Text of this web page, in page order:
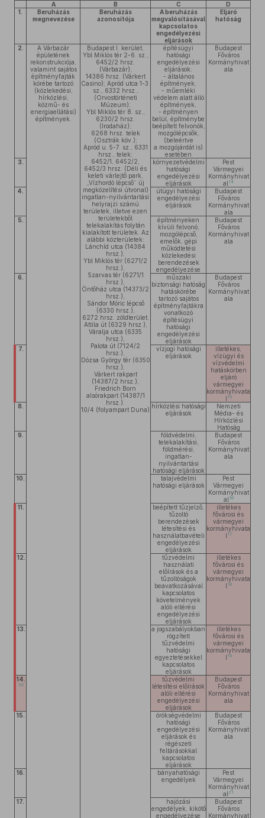
A B C
D
1.
Beruházás
megnevezése
Beruházás
azonosítója
A beruházás
megvalósításával
kapcsolatos
engedélyezési
eljárások
Eljáró
hatóság
2.
A Várbazár
épületének
rekonstrukciója,
valamint sajátos
építményfajták
körébe tartozó
(közlekedési,
hírközlési,
közmű- és
energiaellátási)
építmények.
Budapest I. kerület,
Ybl Miklós tér 2-6. sz.,
6452/2 hrsz.
(Várbazár);
14386 hrsz. (Várkert
Casino); Apród utca 1-3.
sz., 6332 hrsz.,
(Orvostörténeti
Múzeum);
Ybl Miklós tér 8. sz.,
6230/2 hrsz.
(Irodaház);
6268 hrsz. telek
(Osztrák köv.);
Apród u. 5-7. sz., 6331
hrsz., telek;
6452/1, 6452/2,
6452/3 hrsz. (Déli és
keleti várlejtő park,
„Vízhordó lépcső” új
megközelítési útvonal)
ingatlan-nyilvántartási
helyrajzi számú
területek, illetve ezen
területekből
telekalakítás folytán
kialakított területek. Az
alábbi közterületek:
Lánchíd utca (14384
hrsz.),
Ybl Miklós tér (6271/2
hrsz.),
Szarvas tér (6271/1
hrsz.),
Öntőház utca (14373/2
hrsz.),
Sándor Móric lépcső
(6330 hrsz.),
6272 hrsz. zöldterület,
Attila út (6329 hrsz.),
Váralja utca (6335
hrsz.),
Palota út (7124/2
hrsz.),
Dózsa György tér (6350
hrsz.),
Várkert rakpart
(14387/2 hrsz.),
Friedrich Born
alsórakpart (14387/1
hrsz.).
10/4 (folyampart Duna)
építésügyi
hatósági
engedélyezési
eljárások:
- általános
építmények,
- műemléki
védelem alatt álló
építmények,
- építményen
belül, építménybe
beépített felvonók,
mozgólépcsők,
(beleértve
a mozgójárdát is)
esetében
Budapest
Főváros
Kormányhivat
ala
3.
környezetvédelmi
hatósági
engedélyezési
eljárások
Pest
Vármegyei
Kormányhivat
al 14
4.
útügyi hatósági
engedélyezési
eljárások
Budapest
Főváros
Kormányhivat
ala
5.
építményeken
kívüli felvonó,
mozgólépcső,
emelők, gépi
működtetési
közlekedési
berendezések
engedélyezése
Budapest
Főváros
Kormányhivat
ala
6.
műszaki
biztonsági hatóság
hatáskörébe
tartozó sajátos
építményfajtákra
vonatkozó
építésügyi
hatósági
engedélyezési
eljárások
Budapest
Főváros
Kormányhivat
ala
7.
vízjogi hatósági
eljárások
illetékes,
vízügyi és
vízvédelmi
hatáskörben
eljáró
vármegyei
kormányhivata
l 15
8.
hírközlési hatósági
eljárások
Nemzeti
Média- és
Hírközlési
Hatóság
9.
földvédelmi,
telekalakítási,
földmérési,
ingatlan-
nyilvántartási
hatósági eljárások
Budapest
Főváros
Kormányhivat
ala
10.
talajvédelmi
hatósági eljárások
Pest
Vármegyei
Kormányhivat
al 16
11.
beépített tűzjelző,
tűzoltó
berendezések
létesítési és
használatbavételi
engedélyezési
eljárások
illetékes
fővárosi és
vármegyei
kormányhivata
l 17
12.
tűzvédelmi
használati
előírások és a
tűzoltóságok
beavatkozásával
kapcsolatos
követelmények
alóli eltérési
engedélyezési
eljárások
illetékes
fővárosi és
vármegyei
kormányhivata
l 18
13.
a jogszabályokban
rögzített
tűzvédelmi
hatósági
egyeztetésekkel
kapcsolatos
eljárások
illetékes
fővárosi és
vármegyei
kormányhivata
l 19
14.
20
tűzvédelmi
létesítési előírások
alóli eltérési
engedélyezési
eljárások
Budapest
Főváros
Kormányhivat
ala
15.
örökségvédelmi
hatósági
engedélyezési
eljárások és
régészeti
feltárásokkal
kapcsolatos
eljárások
Budapest
Főváros
Kormányhivat
ala
16.
bányahatósági
engedélyek
Pest
Vármegyei
Kormányhivat
al 21
17.
hajózási
engedélyek, kikötő
engedélyezése
Budapest
Főváros
Kormányhivat